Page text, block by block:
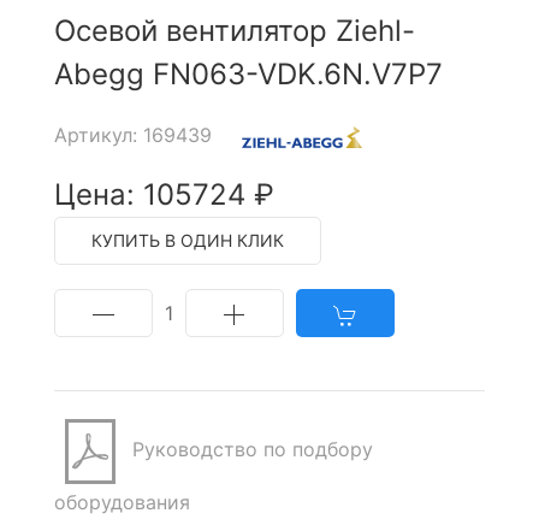
Осевой вентилятор Ziehl-
Abegg FN063-VDK.6N.V7P7
Артикул: 169439
Цена: 105724 ₽
КУПИТЬ В ОДИН КЛИК
1
Руководство по подбору
оборудования